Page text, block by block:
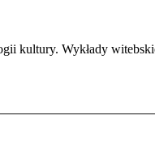
kultury. Wykłady